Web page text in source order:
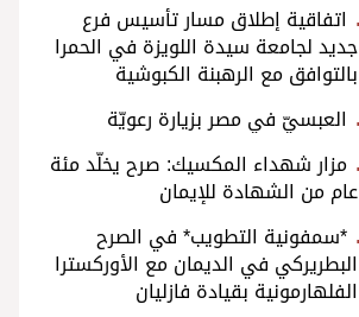
اتفاقية إطلاق مسار تأسيس فرع
جديد لجامعة سيدة اللويزة في الحمرا
بالتوافق مع الرهبنة الكبوشية
العبسيّ في مصر بزيارة رعويّة
مزار شهداء المكسيك: صرح يخلّد مئة
عام من الشهادة للإيمان
*سمفونية التطويب* في الصرح
البطريركي في الديمان مع الأوركسترا
الفلهارمونية بقيادة فازليان